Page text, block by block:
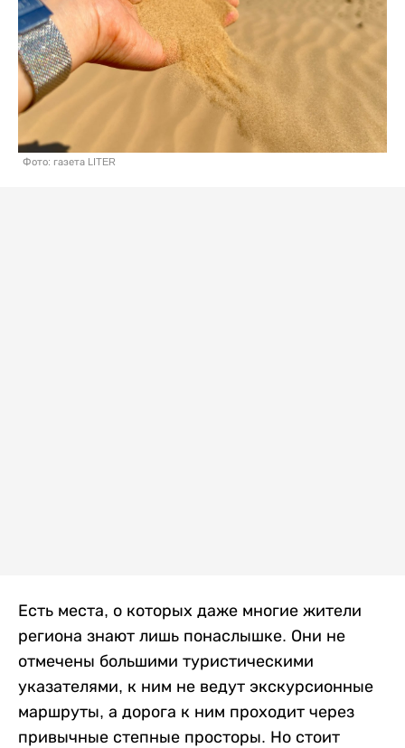
Фото: газета LITER
Есть места, о которых даже многие жители
региона знают лишь понаслышке. Они не
отмечены большими туристическими
указателями, к ним не ведут экскурсионные
маршруты, а дорога к ним проходит через
привычные степные просторы. Но стоит